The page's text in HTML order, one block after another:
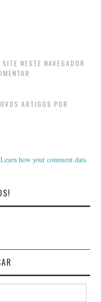
NESTE NAVEGADOR
ARTIGOS POR
Learn how your comment data